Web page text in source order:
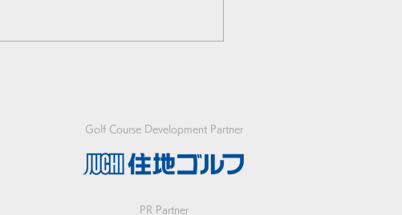
第23回SHIELDS OPENの参
Golf Course Development Partner
PR Partner